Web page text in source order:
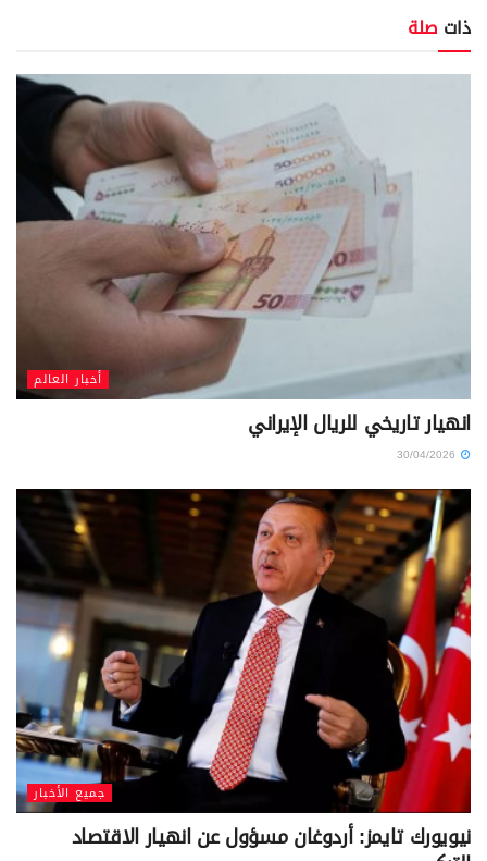
ذات صلة
أخبار العالم
انهيار تاريخي للريال الإيراني
جميع الأخبار
نيويورك تايمز: أردوغان مسؤول عن انهيار الاقتصاد